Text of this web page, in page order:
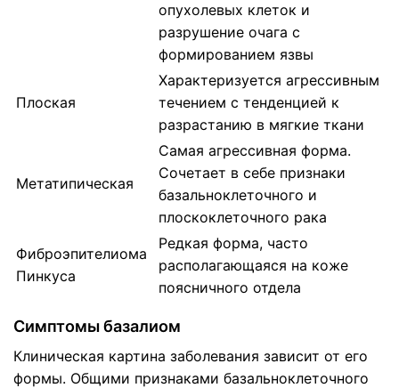
опухолевых клеток и
разрушение очага с
формированием язвы
Плоская
Характеризуется агрессивным
течением с тенденцией к
разрастанию в мягкие ткани
Метатипическая
Самая агрессивная форма.
Сочетает в себе признаки
базальноклеточного и
плоскоклеточного рака
Фиброэпителиома
Пинкуса
Редкая форма, часто
располагающаяся на коже
поясничного отдела
Симптомы базалиом
Клиническая картина заболевания зависит от его
формы. Общими признаками базальноклеточного